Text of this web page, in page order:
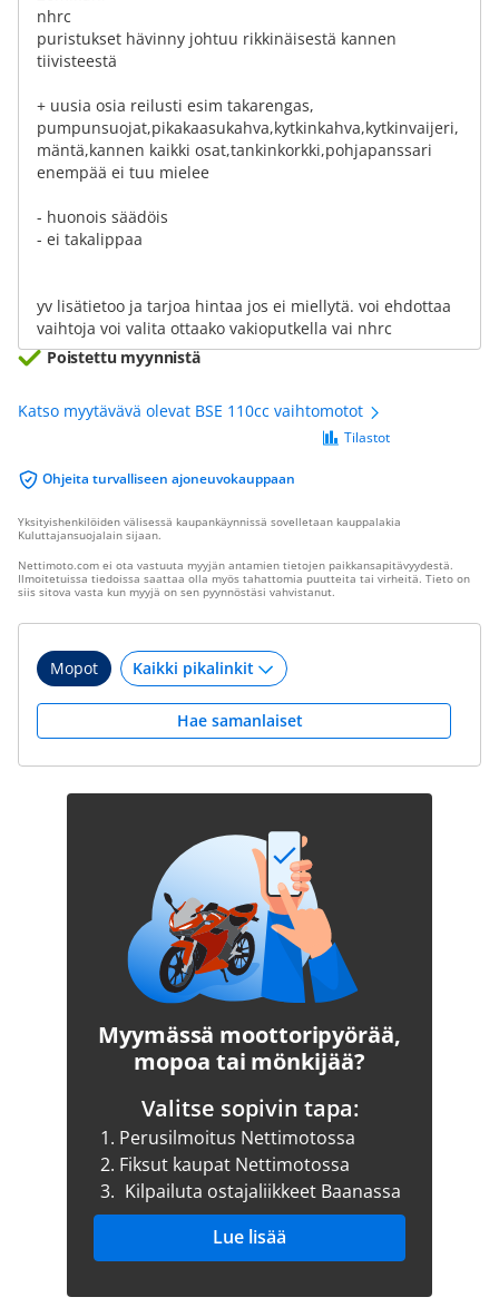
nhrc
puristukset hävinny johtuu rikkinäisestä kannen
tiivisteestä
+ uusia osia reilusti esim takarengas,
pumpunsuojat,pikakaasukahva,kytkinkahva,kytkinvaijeri,
mäntä,kannen kaikki osat,tankinkorkki,pohjapanssari
enempää ei tuu mielee
- huonois säädöis
- ei takalippaa
yv lisätietoo ja tarjoa hintaa jos ei miellytä. voi ehdottaa
vaihtoja voi valita ottaako vakioputkella vai nhrc
Poistettu myynnistä
Katso myytävävä olevat BSE 110cc vaihtomotot
Ohjeita turvalliseen ajoneuvokauppaan
Tilastot
Yksityishenkilöiden välisessä kaupankäynnissä sovelletaan kauppalakia
Kuluttajansuojalain sijaan.
Nettimoto.com ei ota vastuuta myyjän antamien tietojen paikkansapitävyydestä.
Ilmoitetuissa tiedoissa saattaa olla myös tahattomia puutteita tai virheitä. Tieto on
siis sitova vasta kun myyjä on sen pyynnöstäsi vahvistanut.
Mopot
Hae samanlaiset
Myymässä moottoripyörää,
mopoa tai mönkijää?
Valitse sopivin tapa:
1. Perusilmoitus Nettimotossa
2. Fiksut kaupat Nettimotossa
3. Kilpailuta ostajaliikkeet Baanassa
Lue lisää